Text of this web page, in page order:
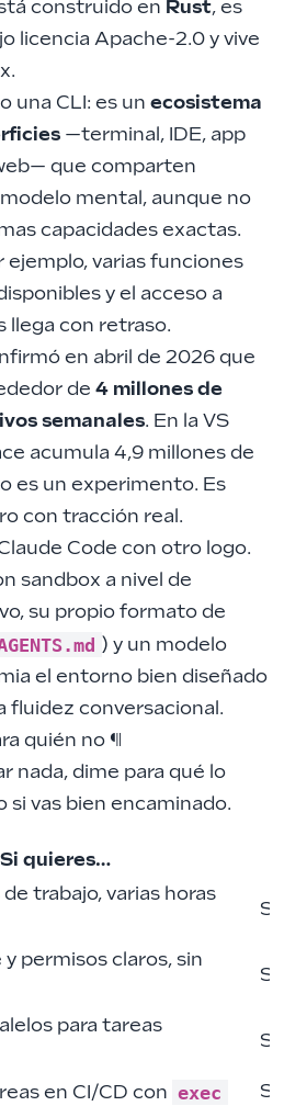
construido en Rust, es
licencia Apache-2.0 y vive
.
una CLI: es un ecosistema
—terminal, IDE, app
que comparten
mental, aunque no
capacidades exactas.
ejemplo, varias funciones
y el acceso a
llega con retraso.
en abril de 2026 que
de 4 millones de
semanales. En la VS
acumula 4,9 millones de
es un experimento. Es
con tracción real.
Code con otro logo.
sandbox a nivel de
su propio formato de
) y un modelo
el entorno bien diseñado
fluidez conversacional.
quién no ¶
nada, dime para qué lo
si vas bien encaminado.
Si quieres…
trabajo, varias horas
Sí
permisos claros, sin
Sí
para tareas
Sí
en CI/CD con exec
Sí